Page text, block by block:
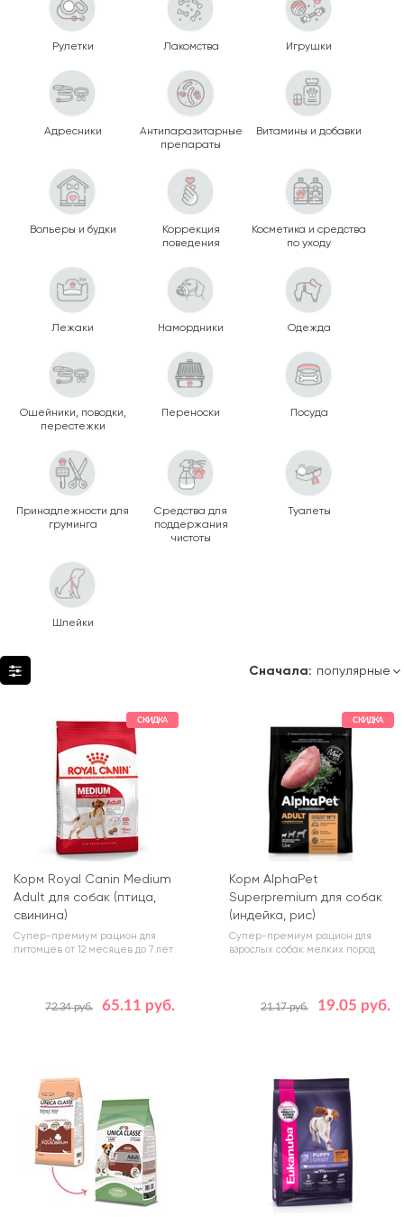
Рулетки Лакомства Игрушки
Адресники
Антипаразитарные
препараты
Витамины и добавки
Вольеры и будки
Коррекция
поведения
Косметика и средства
по уходу
Лежаки Намордники Одежда
Ошейники, поводки,
перестежки
Переноски Посуда
Принадлежности для
груминга
Средства для
поддержания
чистоты
Туалеты
Шлейки
Сначала:
СКИДКА
Корм Royal Canin Medium
Adult для собак (птица,
свинина)
Супер-премиум рацион для
питомцев от 12 месяцев до 7 лет
65.11 руб.
72.34 руб.
Вес, кг
СКИДКА
Корм AlphaPet
Superpremium для собак
(индейка, рис)
Супер-премиум рацион для
взрослых собак мелких пород
19.05 руб.
21.17 руб.
Вес, кг